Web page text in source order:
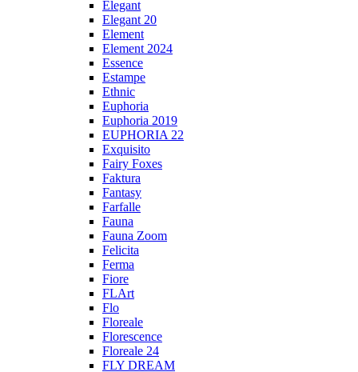
Elegant
Elegant 20
Element
Element 2024
Essence
Estampe
Ethnic
Euphoria
Euphoria 2019
EUPHORIA 22
Exquisito
Fairy Foxes
Faktura
Fantasy
Farfalle
Fauna
Fauna Zoom
Felicita
Ferma
Fiore
FLArt
Flo
Floreale
Florescence
Floreale 24
FLY DREAM